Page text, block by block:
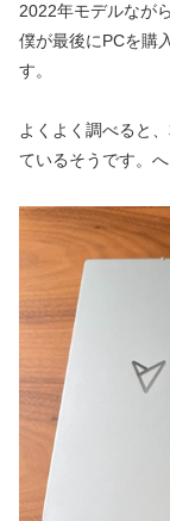
2022年モデルなが
僕が最後にPCを購
す。
よくよく調べると
ているそうです。へ